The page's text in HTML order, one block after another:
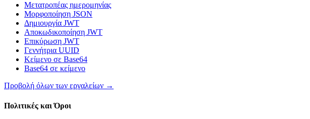
Μετατροπέας ημερομηνίας
Μορφοποίηση JSON
Δημιουργία JWT
Αποκωδικοποίηση JWT
Επικύρωση JWT
Γεννήτρια UUID
Κείμενο σε Base64
Base64 σε κείμενο
Προβολή όλων των εργαλείων →
Πολιτικές και Όροι